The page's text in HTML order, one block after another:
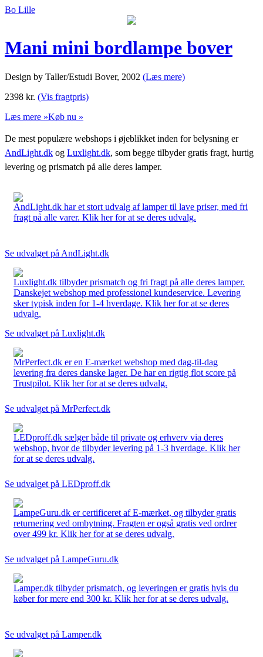
Bo Lille
Mani mini bordlampe bover
Design by Taller/Estudi Bover, 2002 (Læs mere)
2398 kr. (Vis fragtpris)
Læs mere »Køb nu »
De mest populære webshops i øjeblikket inden for belysning er
AndLight.dk og Luxlight.dk, som begge tilbyder gratis fragt, hurtig
levering og prismatch på alle deres lamper.
AndLight.dk har et stort udvalg af lamper til lave priser, med fri
fragt på alle varer. Klik her for at se deres udvalg.
Se udvalget på AndLight.dk
Luxlight.dk tilbyder prismatch og fri fragt på alle deres lamper.
Danskejet webshop med professionel kundeservice. Levering
sker typisk inden for 1-4 hverdage. Klik her for at se deres
udvalg.
Se udvalget på Luxlight.dk
MrPerfect.dk er en E-mærket webshop med dag-til-dag
levering fra deres danske lager. De har en rigtig flot score på
Trustpilot. Klik her for at se deres udvalg.
Se udvalget på MrPerfect.dk
LEDproff.dk sælger både til private og erhverv via deres
webshop, hvor de tilbyder levering på 1-3 hverdage. Klik her
for at se deres udvalg.
Se udvalget på LEDproff.dk
LampeGuru.dk er certificeret af E-mærket, og tilbyder gratis
returnering ved ombytning. Fragten er også gratis ved ordrer
over 499 kr. Klik her for at se deres udvalg.
Se udvalget på LampeGuru.dk
Lamper.dk tilbyder prismatch, og leveringen er gratis hvis du
køber for mere end 300 kr. Klik her for at se deres udvalg.
Se udvalget på Lamper.dk